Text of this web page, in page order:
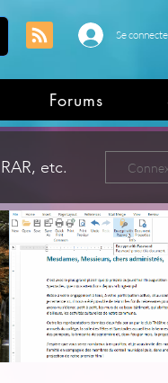
Se
Forums
etc.